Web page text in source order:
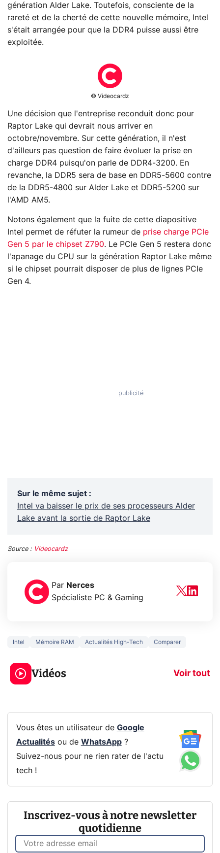
génération Alder Lake. Toutefois, consciente de la
rareté et de la cherté de cette nouvelle mémoire, Intel
s'était arrangée pour que la DDR4 puisse aussi être
exploitée.
© Videocardz
Une décision que l'entreprise reconduit donc pour
Raptor Lake qui devrait nous arriver en
octobre/novembre. Sur cette génération, il n'est
d'ailleurs pas question de faire évoluer la prise en
charge DDR4 puisqu'on parle de DDR4-3200. En
revanche, la DDR5 sera de base en DDR5-5600 contre
de la DDR5-4800 sur Alder Lake et DDR5-5200 sur
l'AMD AM5.
Notons également que la fuite de cette diapositive
Intel permet de réfuter la rumeur de prise charge PCIe
Gen 5 par le chipset Z790. Le PCIe Gen 5 restera donc
l'apanage du CPU sur la génération Raptor Lake même
si le chipset pourrait disposer de plus de lignes PCIe
Gen 4.
Sur le même sujet :
Intel va baisser le prix de ses processeurs Alder
Lake avant la sortie de Raptor Lake
Source : Videocardz
Par Nerces
Spécialiste PC & Gaming
Intel Mémoire RAM Actualités High-Tech Comparer
Vidéos Voir tout
319€ ? Voici L'AOC
CQ32G4ZA !
5
prochaine
Vous êtes un utilisateur de Google
Actualitésou de WhatsApp?
Suivez-nous pour ne rien rater de l'actu
tech !
Inscrivez-vous à notre newsletter
quotidienne